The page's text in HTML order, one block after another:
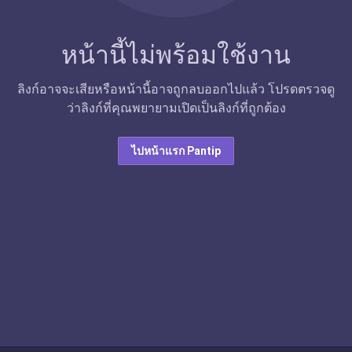
หน้านี้ไม่พร้อมใช้งาน
ลิงก์อาจจะเสียหรือหน้านี้อาจถูกลบออกไปแล้ว โปรดตรวจดู
ว่าลิงก์ที่คุณพยายามเปิดเป็นลิงก์ที่ถูกต้อง
ไปหน้าแรก Pantip